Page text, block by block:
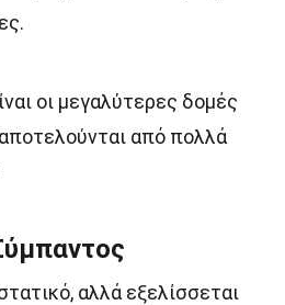
οι μεγαλύτερες δομές
από πολλά
αλλά εξελίσσεται